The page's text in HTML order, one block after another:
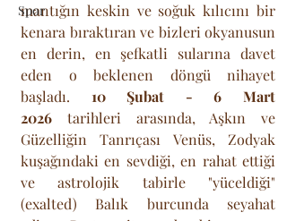
Spor
mantığın keskin ve soğuk kılıcını bir
kenara bıraktıran ve bizleri okyanusun
en derin, en şefkatli sularına davet
eden o beklenen döngü nihayet
başladı. 10 Şubat - 6 Mart
2026 tarihleri arasında, Aşkın ve
Güzelliğin Tanrıçası Venüs, Zodyak
kuşağındaki en sevdiği, en rahat ettiği
ve astrolojik tabirle "yüceldiği"
(exalted) Balık burcunda seyahat